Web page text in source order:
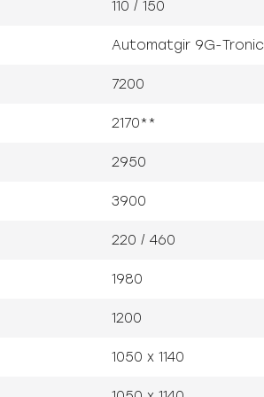
110 / 150
Automatgir 9G-Tronic
7200
2170**
2950
3900
220 / 460
1980
1200
1050 x 1140